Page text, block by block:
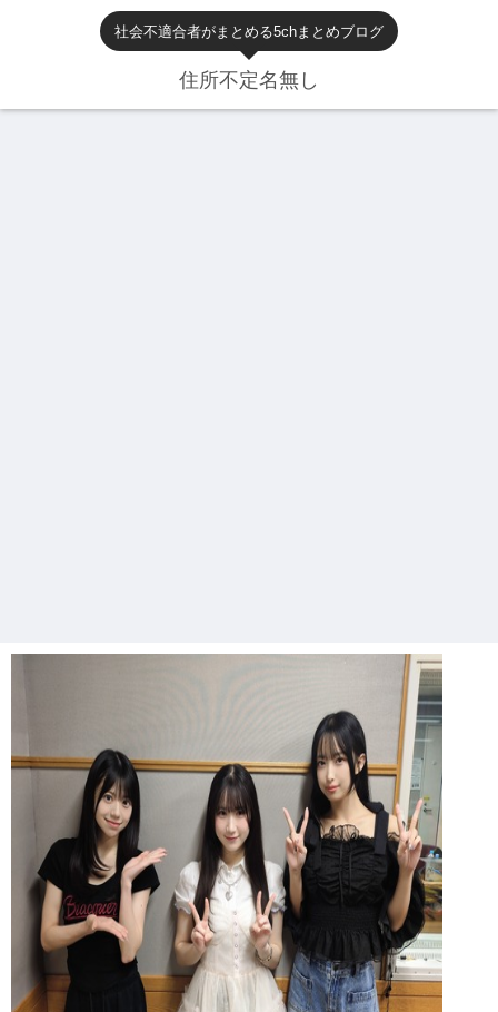
社会不適合者がまとめる5chまとめブログ
住所不定名無し